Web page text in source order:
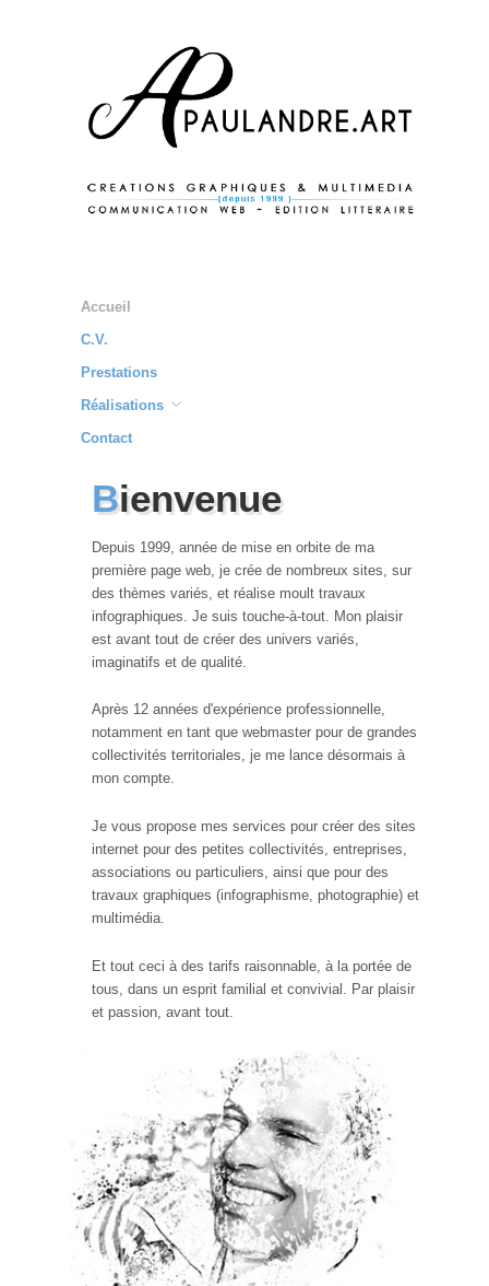
Accueil
C.V.
Prestations
Réalisations
Contact
Bienvenue
Depuis 1999, année de mise en orbite de ma
première page web, je crée de nombreux sites, sur
des thèmes variés, et réalise moult travaux
infographiques. Je suis touche-à-tout. Mon plaisir
est avant tout de créer des univers variés,
imaginatifs et de qualité.
Après 12 années d'expérience professionnelle,
notamment en tant que webmaster pour de grandes
collectivités territoriales, je me lance désormais à
mon compte.
Je vous propose mes services pour créer des sites
internet pour des petites collectivités, entreprises,
associations ou particuliers, ainsi que pour des
travaux graphiques (infographisme, photographie) et
multimédia.
Et tout ceci à des tarifs raisonnable, à la portée de
tous, dans un esprit familial et convivial. Par plaisir
et passion, avant tout.